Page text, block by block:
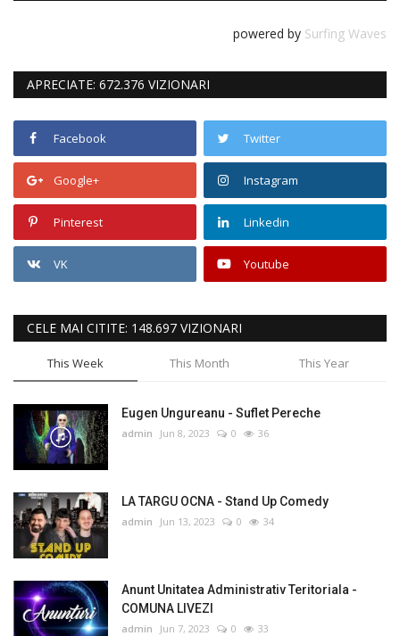
powered by Surfing Waves
APRECIATE: 672.376 VIZIONARI
Facebook Twitter
Google+ Instagram
Pinterest Linkedin
VK Youtube
CELE MAI CITITE: 148.697 VIZIONARI
This Week This Month This Year
Eugen Ungureanu - Suflet Pereche
admin Jun 8, 2023 0 36
LA TARGU OCNA - Stand Up Comedy
admin Jun 13, 2023 0 34
Anunt Unitatea Administrativ Teritoriala -
COMUNA LIVEZI
admin Jun 7, 2023 0 33